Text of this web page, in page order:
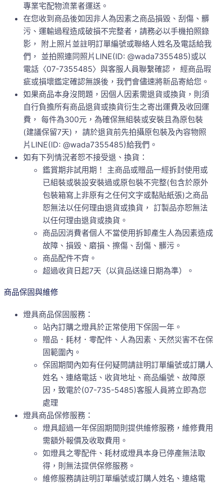
專業宅配物流業者運送。
在您收到商品後如因非人為因素之商品損毀、刮傷、髒
污、運輸過程造成破損不完整者，請務必以手機拍照錄
影， 附上照片並註明訂單編號或聯絡人姓名及電話給我
們， 並拍照連同照片LINE(ID: @wada7355485)或以
電話〈07-7355485〉與客服人員聯繫確認， 經商品瑕
疵或損壞鑑定確認無誤後，我們會儘速將新品寄給您。
如果商品本身沒問題，因個人因素需退貨或換貨，則須
自行負擔所有商品退貨或換貨衍生之寄出運費及收回運
費， 每件為300元，為確保無組裝或安裝且為原包裝
(建議保留7天)， 請於退貨前先拍攝原包裝及內容物照
片LINE(ID: @wada7355485)給我們。
如有下列情況者恕不接受退、換貨：
鑑賞期非試用期！ 主商品或贈品一經拆封使用或
已組裝或裝設安裝過或原包裝不完整(包含於原外
包裝箱寫上非原有之任何文字或黏貼紙張)之商品
恕無法以任何理由退貨或換貨， 訂製品亦恕無法
以任何理由退貨或換貨。
商品因消費者個人不當使用拆卸產生人為因素造成
故障、損毀、磨損、擦傷、刮傷、髒污。
商品配件不齊。
超過收貨日起7天（以貨品送達日期為準）。
商品保固與維修
燈具商品保固服務：
站內訂購之燈具於正常使用下保固一年。
贈品．耗材．零配件、人為因素、天然災害不在保
固範圍內。
保固期間內如有任何疑問請註明訂單編號或訂購人
姓名、連絡電話、收貨地址、商品編號、故障原
因，致電於(07-735-5485)客服人員將立即為您
處理
燈具商品保修服務：
燈具超過一年保固期間則提供維修服務，維修費用
需額外報價及收取費用。
如燈具之零配件、耗材或燈具本身已停產無法取
得，則無法提供保修服務。
維修服務請註明訂單編號或訂購人姓名、連絡電